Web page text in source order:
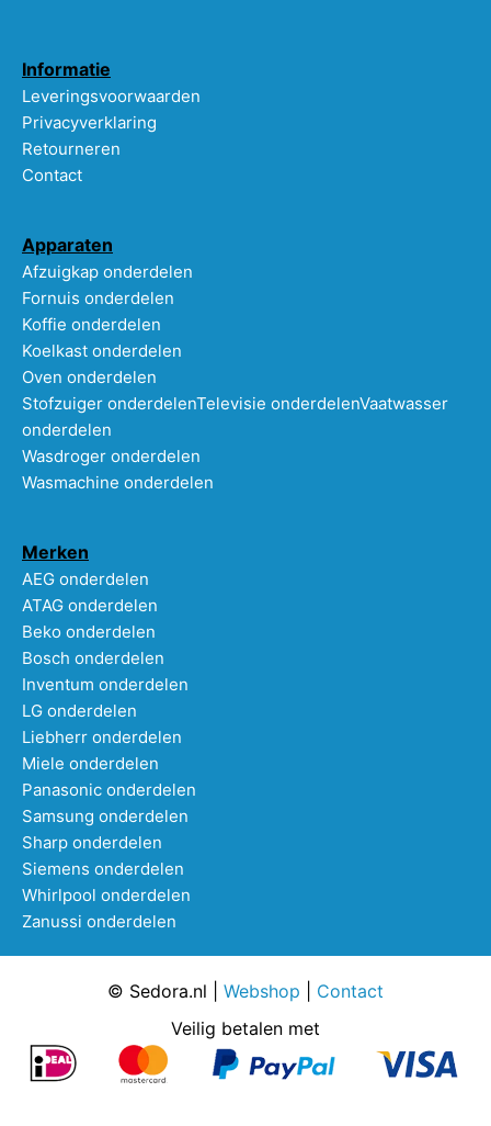
Informatie
Leveringsvoorwaarden
Privacyverklaring
Retourneren
Contact
Apparaten
Afzuigkap onderdelen
Fornuis onderdelen
Koffie onderdelen
Koelkast onderdelen
Oven onderdelen
Stofzuiger onderdelenTelevisie onderdelenVaatwasser
onderdelen
Wasdroger onderdelen
Wasmachine onderdelen
Merken
AEG onderdelen
ATAG onderdelen
Beko onderdelen
Bosch onderdelen
Inventum onderdelen
LG onderdelen
Liebherr onderdelen
Miele onderdelen
Panasonic onderdelen
Samsung onderdelen
Sharp onderdelen
Siemens onderdelen
Whirlpool onderdelen
Zanussi onderdelen
© Sedora.nl | Webshop
Contact
Veilig betalen met